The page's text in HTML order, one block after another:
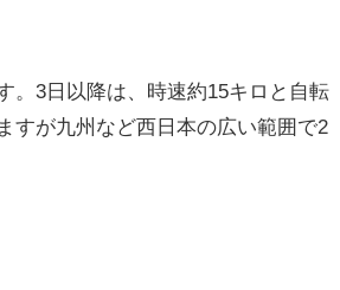
。3日以降は、時速約15キロと自転
すが九州など西日本の広い範囲で2